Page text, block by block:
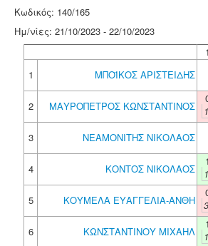
Κωδικός: 140/165
Ημ/νίες: 21/10/2023 - 22/10/2023
1
1
ΜΠΟΪΚΟΣ ΑΡΙΣΤΕΙΔΗΣ
2
ΜΑΥΡΟΠΕΤΡΟΣ ΚΩΝΣΤΑΝΤΙΝΟΣ
3
ΝΕΑΜΟΝΙΤΗΣ ΝΙΚΟΛΑΟΣ
4
ΚΟΝΤΟΣ ΝΙΚΟΛΑΟΣ
1
5
ΚΟΥΜΕΛΑ ΕΥΑΓΓΕΛΙΑ-ΑΝΘΗ
6
ΚΩΝΣΤΑΝΤΙΝΟΥ ΜΙΧΑΗΛ
1